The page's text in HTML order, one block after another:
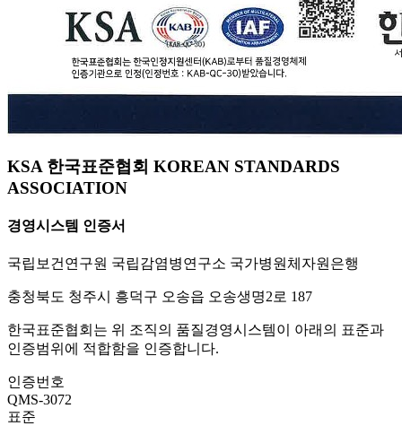
KSA 한국표준협회 KOREAN STANDARDS
ASSOCIATION
경영시스템 인증서
국립보건연구원 국립감염병연구소 국가병원체자원은행
충청북도 청주시 흥덕구 오송읍 오송생명2로 187
한국표준협회는 위 조직의 품질경영시스템이 아래의 표준과
인증범위에 적합함을 인증합니다.
인증번호
QMS-3072
표준